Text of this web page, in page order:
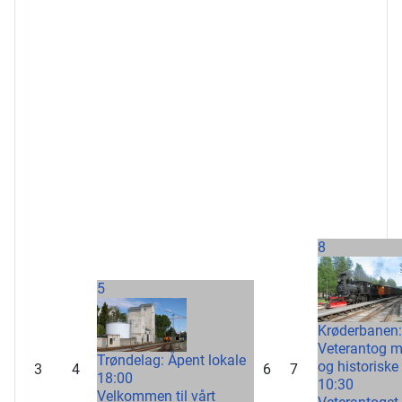
3 4
5
Trøndelag: Åpent lokale
18:00
Velkommen til vårt
6 7
8
Krøderbanen:
Veterantog
og historiske
10:30